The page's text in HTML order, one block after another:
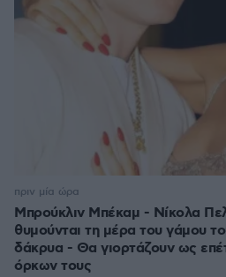
Μπρούκλιν Μπέκαμ - Νίκολα
θυμούνται τη μέρα του γάμου
δάκρυα - Θα γιορτάζουν ως
όρκων τους
πριν μία ώρα